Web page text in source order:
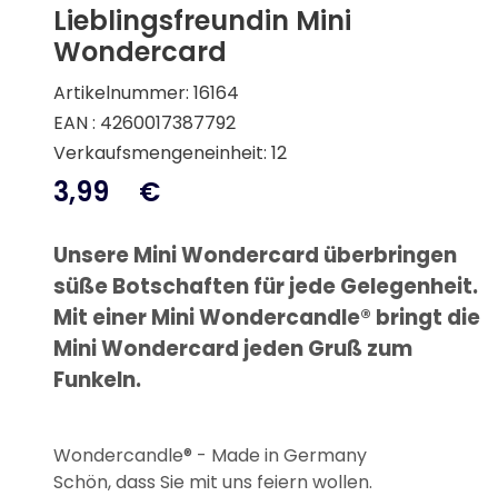
Lieblingsfreundin Mini
Wondercard
Artikelnummer: 16164
EAN : 4260017387792
Verkaufsmengeneinheit: 12
3,99 €
Unsere Mini Wondercard überbringen
süße Botschaften für jede Gelegenheit.
Mit einer Mini Wondercandle® bringt die
Mini Wondercard jeden Gruß zum
Funkeln.
Wondercandle® - Made in Germany
Schön, dass Sie mit uns feiern wollen.